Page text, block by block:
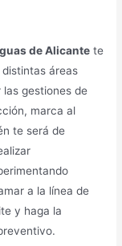
de Alicante te
áreas
gestiones de
marca al
te será de
a la línea de
y haga la